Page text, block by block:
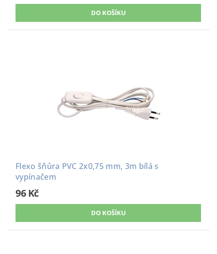
Flexo šňůra PVC 2x0,75 mm, 3m bílá s
vypínačem
96 Kč